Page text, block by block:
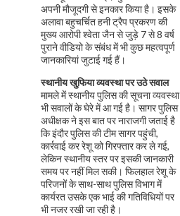
अपनी मौजूदगी से इनकार किया है। इसके
अलावा बहुचर्चित हनी ट्रैप प्रकरण की
मुख्य आरोपी श्वेता जैन से जुड़े 7 से 8 वर्ष
पुराने वीडियो के संबंध में भी कुछ महत्वपूर्ण
जानकारियां जुटाई गई हैं।
स्थानीय खुफिया व्यवस्था पर उठे सवाल
मामले में स्थानीय पुलिस की सूचना व्यवस्था
भी सवालों के घेरे में आ गई है। सागर पुलिस
अधीक्षक ने इस बात पर नाराजगी जताई है
कि इंदौर पुलिस की टीम सागर पहुंची,
कार्रवाई कर रेशू को गिरफ्तार कर ले गई,
लेकिन स्थानीय स्तर पर इसकी जानकारी
समय पर नहीं मिल सकी। फिलहाल रेशू के
परिजनों के साथ-साथ पुलिस विभाग में
कार्यरत उसके एक भाई की गतिविधियों पर
भी नजर रखी जा रही है।